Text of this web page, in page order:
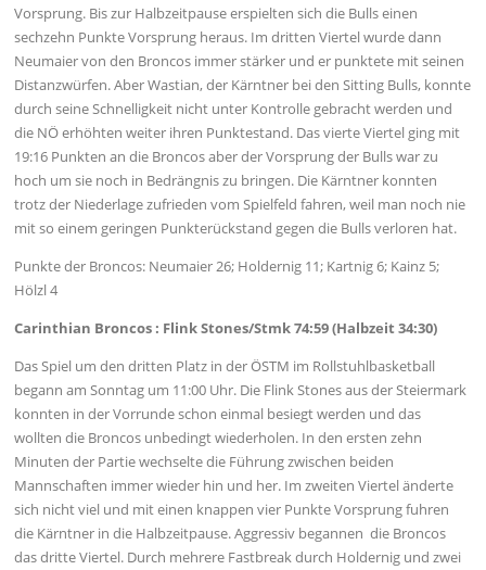
Vorsprung. Bis zur Halbzeitpause erspielten sich die Bulls einen
sechzehn Punkte Vorsprung heraus. Im dritten Viertel wurde dann
Neumaier von den Broncos immer stärker und er punktete mit seinen
Distanzwürfen. Aber Wastian, der Kärntner bei den Sitting Bulls, konnte
durch seine Schnelligkeit nicht unter Kontrolle gebracht werden und
die NÖ erhöhten weiter ihren Punktestand. Das vierte Viertel ging mit
19:16 Punkten an die Broncos aber der Vorsprung der Bulls war zu
hoch um sie noch in Bedrängnis zu bringen. Die Kärntner konnten
trotz der Niederlage zufrieden vom Spielfeld fahren, weil man noch nie
mit so einem geringen Punkterückstand gegen die Bulls verloren hat.
Punkte der Broncos: Neumaier 26; Holdernig 11; Kartnig 6; Kainz 5;
Hölzl 4
Carinthian Broncos : Flink Stones/Stmk 74:59 (Halbzeit 34:30)
Das Spiel um den dritten Platz in der ÖSTM im Rollstuhlbasketball
begann am Sonntag um 11:00 Uhr. Die Flink Stones aus der Steiermark
konnten in der Vorrunde schon einmal besiegt werden und das
wollten die Broncos unbedingt wiederholen. In den ersten zehn
Minuten der Partie wechselte die Führung zwischen beiden
Mannschaften immer wieder hin und her. Im zweiten Viertel änderte
sich nicht viel und mit einen knappen vier Punkte Vorsprung fuhren
die Kärntner in die Halbzeitpause. Aggressiv begannen die Broncos
das dritte Viertel. Durch mehrere Fastbreak durch Holdernig und zwei